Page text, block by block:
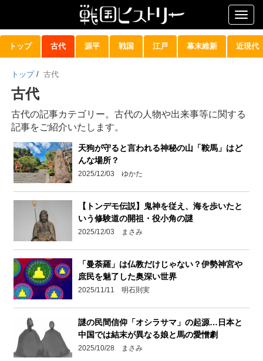
トップ 古代 源平 戦国 江戸 幕末維新 近現代
トップ / 古代
古代
古代の記事カテゴリー。古代の人物や出来事等に関する
記事をご紹介いたします。
天狗が守ると言われる神秘の山「鞍馬」はど
んな場所？
2025/12/03 ゆかた
【トンデモ伝説】鬼神を従え、海を歩いたと
いう修験道の開祖・役小角の謎
2025/12/03 まさみ
「曼荼羅」は仏教だけじゃない？伊勢神宮や
庶民を魅了した奥深い世界
2025/11/11 明石則実
謎の民間信仰「オシラサマ」の起源…日本と
中国では結末が異なる娘と馬の愛憎劇
2025/10/28 まさみ